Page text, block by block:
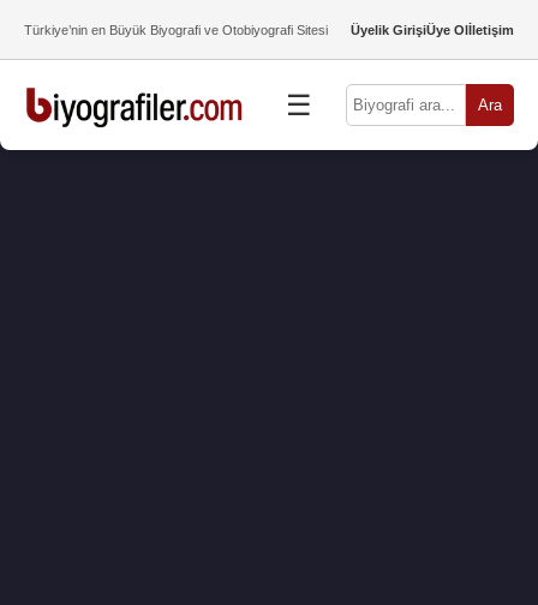
Türkiye’nin en Büyük Biyografi ve Otobiyografi Sitesi Üyelik GirişiÜye Olİletişim
☰ Ara